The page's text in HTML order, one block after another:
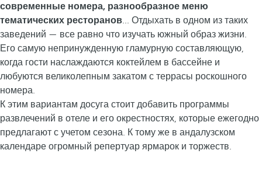
современные номера, разнообразное меню
тематических ресторанов... Отдыхать в одном из таких
заведений — все равно что изучать южный образ жизни.
Его самую непринужденную гламурную составляющую,
когда гости наслаждаются коктейлем в бассейне и
любуются великолепным закатом с террасы роскошного
номера.
К этим вариантам досуга стоит добавить программы
развлечений в отеле и его окрестностях, которые ежегодно
предлагают с учетом сезона. К тому же в андалузском
календаре огромный репертуар ярмарок и торжеств.